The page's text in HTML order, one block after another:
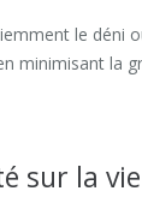
le déni
minimisant la
sur la